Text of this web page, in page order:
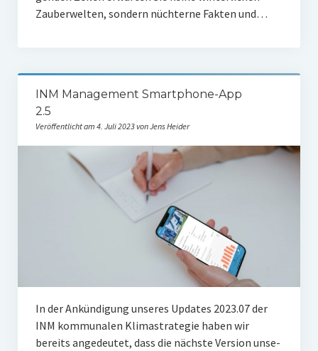
Zau­ber­wel­ten, son­dern nüch­ter­ne Fak­ten und…
INM Management Smartphone-App
2.5
Veröffentlicht am 4. Juli 2023 von Jens Heider
In der Ankün­di­gung unse­res Updates 2023.07 der
INM kom­mu­na­len Kli­ma­stra­te­gie haben wir
bereits ange­deu­tet, dass die nächs­te Ver­si­on unse­